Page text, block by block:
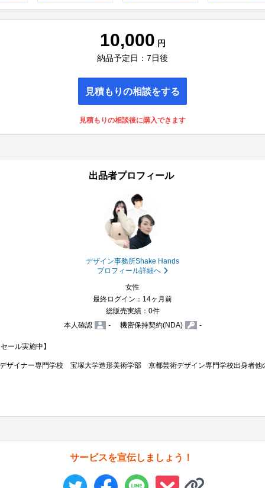
10,000 円
納品予定日：7日後
見積もりの相談をする
見積もりの相談後に購入できます
出品者プロフィール
デザイン事務所Shake Hands
プロフィール詳細へ
女性
最終ログイン：14ヶ月前
総販売実績：0件
本人確認
- 機密保持契約(NDA) -
ール実施中】
ザイナー専門学校　宝塚大学造形美術学部　京都芸術デザイン専門学校出身者
サービスを宣伝しましょう！